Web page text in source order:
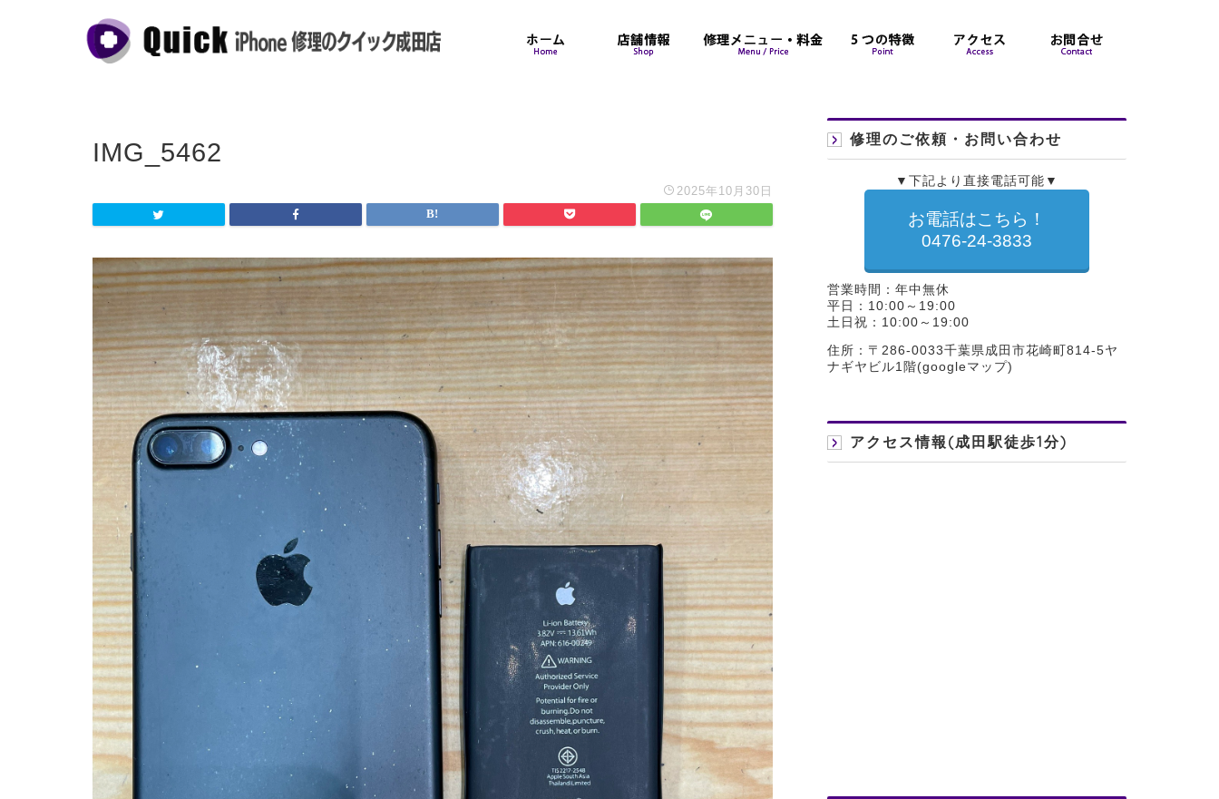
IMG_5462
2025年10月30日
修理のご依頼・お問い合わせ
▼下記より直接電話可能▼
お電話はこちら！
0476-24-3833
営業時間：年中無休
平日：10:00～19:00
土日祝：10:00～19:00
住所：〒286-0033千葉県成田市花崎町814-5ヤ
ナギヤビル1階(googleマップ)
アクセス情報(成田駅徒歩1分)